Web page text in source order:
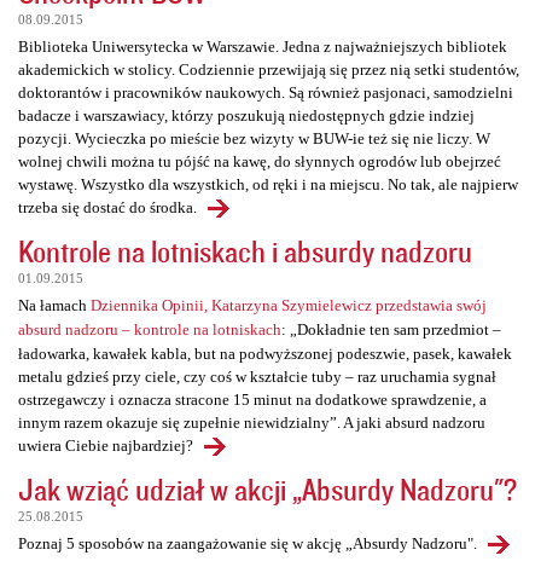
08.09.2015
Biblioteka Uniwersytecka w Warszawie. Jedna z najważniejszych bibliotek
akademickich w stolicy. Codziennie przewijają się przez nią setki studentów,
doktorantów i pracowników naukowych. Są również pasjonaci, samodzielni
badacze i warszawiacy, którzy poszukują niedostępnych gdzie indziej
pozycji. Wycieczka po mieście bez wizyty w BUW-ie też się nie liczy. W
wolnej chwili można tu pójść na kawę, do słynnych ogrodów lub obejrzeć
wystawę. Wszystko dla wszystkich, od ręki i na miejscu. No tak, ale najpierw
trzeba się dostać do środka.
Kontrole na lotniskach i absurdy nadzoru
01.09.2015
Na łamach Dziennika Opinii, Katarzyna Szymielewicz przedstawia swój
absurd nadzoru – kontrole na lotniskach: „Dokładnie ten sam przedmiot –
ładowarka, kawałek kabla, but na podwyższonej podeszwie, pasek, kawałek
metalu gdzieś przy ciele, czy coś w kształcie tuby – raz uruchamia sygnał
ostrzegawczy i oznacza stracone 15 minut na dodatkowe sprawdzenie, a
innym razem okazuje się zupełnie niewidzialny”. A jaki absurd nadzoru
uwiera Ciebie najbardziej?
Jak wziąć udział w akcji „Absurdy Nadzoru"?
25.08.2015
Poznaj 5 sposobów na zaangażowanie się w akcję „Absurdy Nadzoru".